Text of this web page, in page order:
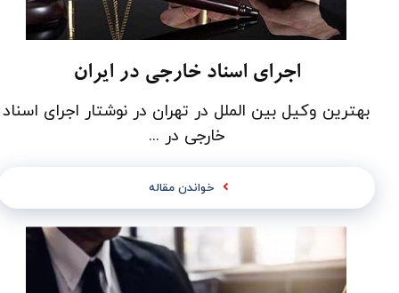
اجرای اسناد خارجی در ایران
بهترین وکیل بین الملل در تهران در نوشتار اجرای اسناد
خارجی در ...
خواندن مقاله